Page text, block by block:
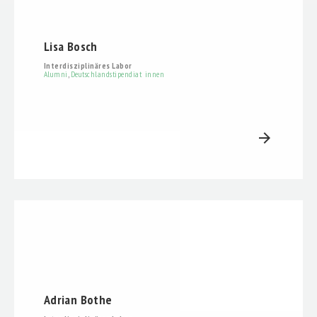
Lisa Bosch
Interdisziplinäres Labor
Alumni , Deutschlandstipendiat_innen
arrow_forward
Adrian Bothe